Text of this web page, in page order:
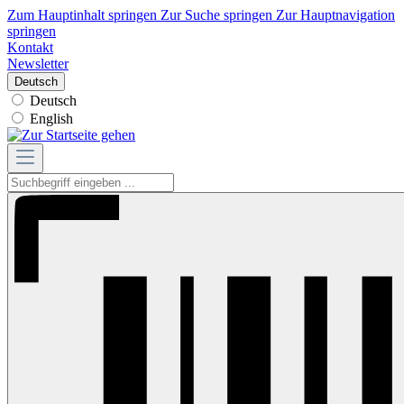
Zum Hauptinhalt springen Zur Suche springen Zur Hauptnavigation
springen
Kontakt
Newsletter
Deutsch
Deutsch
English